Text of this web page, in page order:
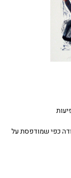
כפי שמודפסת על